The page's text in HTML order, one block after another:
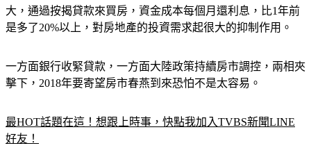
大，通過按揭貸款來買房，資金成本每個月還利息，比1年前
是多了20%以上，對房地產的投資需求起很大的抑制作用。
一方面銀行收緊貸款，一方面大陸政策持續房市調控，兩相夾
擊下，2018年要寄望房市春燕到來恐怕不是太容易。
最HOT話題在這！想跟上時事，快點我加入TVBS新聞LINE
好友！